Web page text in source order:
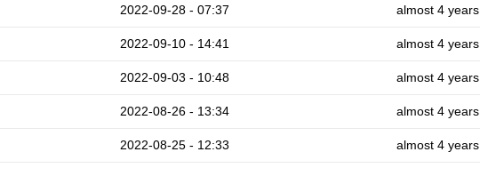
2022-09-28 - 07:37 almost 4 years
2022-09-10 - 14:41 almost 4 years
2022-09-03 - 10:48 almost 4 years
2022-08-26 - 13:34 almost 4 years
2022-08-25 - 12:33 almost 4 years